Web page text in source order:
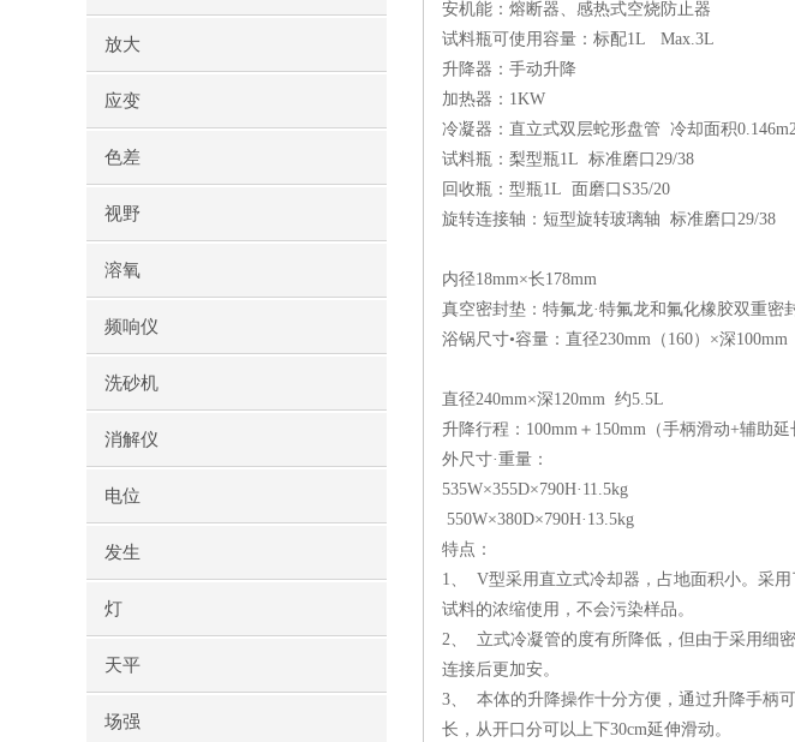
放大
应变
色差
视野
溶氧
频响仪
洗砂机
消解仪
电位
发生
灯
天平
场强
安机能：熔断器、感热式空烧防止器
试料瓶可使用容量：标配1L Max.3L
升降器：手动升降
加热器：1KW
冷凝器：直立式双层蛇形盘管 冷却面积
试料瓶：梨型瓶1L 标准磨口29/38
回收瓶：型瓶1L 面磨口S35/20
旋转连接轴：短型旋转玻璃轴 标准磨口29/38
内径18mm×长178mm
真空密封垫：特氟龙·特氟龙和氟化橡胶双重密
浴锅尺寸•容量：直径230mm（160）×深
直径240mm×深120mm 约5.5L
升降行程：100mm＋150mm（手柄滑动+辅助延
外尺寸·重量：
535W×355D×790H·11.5kg
550W×380D×790H·13.5kg
特点：
1、 V型采用直立式冷却器，占地面积小。采
试料的浓缩使用，不会污染样品。
2、 立式冷凝管的度有所降低，但由于采用细
连接后更加安。
3、 本体的升降操作十分方便，通过升降手柄
长，从开口分可以上下30cm延伸滑动。